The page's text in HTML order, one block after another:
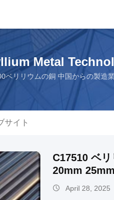
Metal
ベリリウムの銅 中国からの製造
サイト
C17510 ベ
20mm 25mm
April 28, 2025